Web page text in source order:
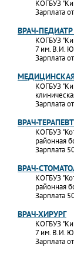
КОГБУЗ
Зарплата
ВРАЧ-
КОГБУЗ
7 им. В.И.
Зарплата
КОГБУЗ
Зарплата
ВРАЧ-ТЕРАПЕВТ
КОГБУЗ
районная
Зарплата
ВРАЧ-
КОГБУЗ
районная
Зарплата
ВРАЧ-ХИРУРГ
КОГБУЗ
7 им. В.И.
Зарплата